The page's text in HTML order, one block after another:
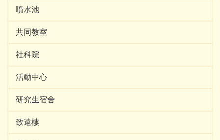
噴水池
共同教室
社科院
活動中心
研究生宿舍
致遠樓